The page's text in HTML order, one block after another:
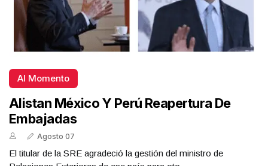
Al Momento
Alistan México Y Perú Reapertura De
Embajadas
Agosto 07
El titular de la SRE agradeció la gestión del ministro de